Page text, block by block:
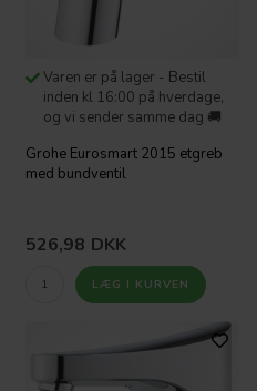
Varen er på lager - Bestil
inden kl 16:00 på hverdage,
og vi sender samme dag 🚚
Grohe Eurosmart 2015 etgreb
med bundventil
526,98 DKK